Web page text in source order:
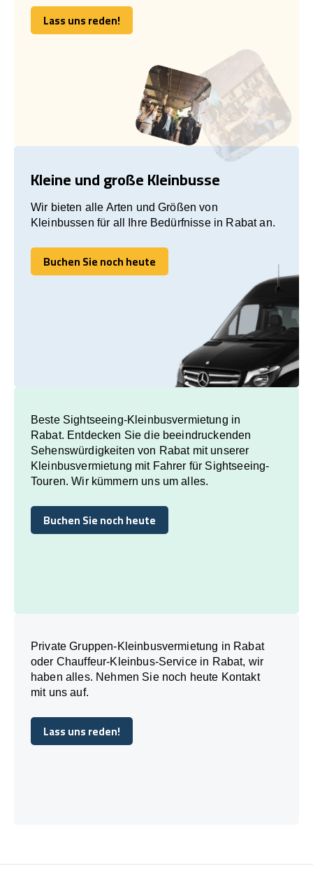
Lass uns reden!
Lass uns reden!
Kleine und große Kleinbusse
Wir bieten alle Arten und Größen von
Kleinbussen für all Ihre Bedürfnisse in Rabat an.
Buchen Sie noch heute
Buchen Sie noch heute
Beste Sightseeing-Kleinbusvermietung in
Rabat. Entdecken Sie die beeindruckenden
Sehenswürdigkeiten von Rabat mit unserer
Kleinbusvermietung mit Fahrer für Sightseeing-
Touren. Wir kümmern uns um alles.
Buchen Sie noch heute
Buchen Sie noch heute
Private Gruppen-Kleinbusvermietung in Rabat
oder Chauffeur-Kleinbus-Service in Rabat, wir
haben alles. Nehmen Sie noch heute Kontakt
mit uns auf.
Lass uns reden!
Lass uns reden!